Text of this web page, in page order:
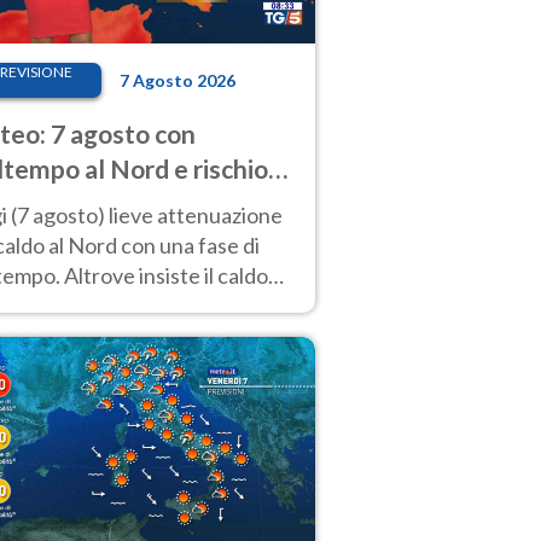
7 Agosto 2026
7 agosto con
al Nord e rischio
Altrove caldo
(7 agosto) lieve attenuazione
al Nord con una fase di
Altrove insiste il caldo